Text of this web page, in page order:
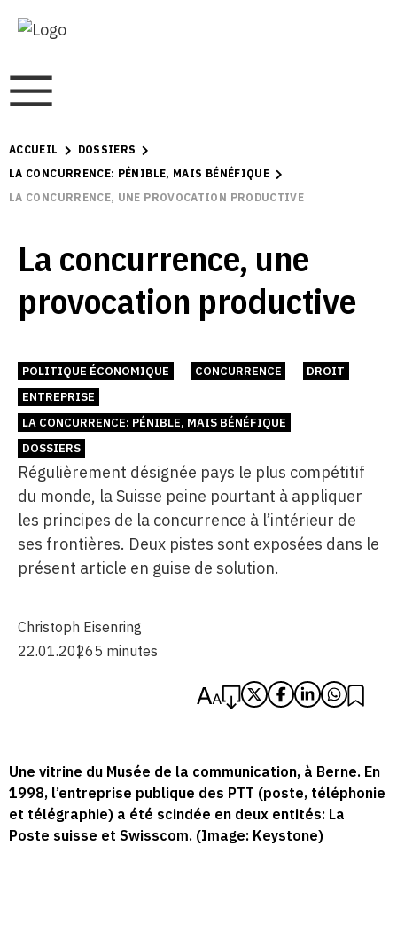
ACCUEIL
DOSSIERS
LA CONCURRENCE: PÉNIBLE, MAIS BÉNÉFIQUE
LA CONCURRENCE, UNE PROVOCATION PRODUCTIVE
La concurrence, une
provocation productive
POLITIQUE ÉCONOMIQUE CONCURRENCE
DROIT
ENTREPRISE
LA CONCURRENCE: PÉNIBLE, MAIS BÉNÉFIQUE
DOSSIERS
Régulièrement désignée pays le plus compétitif
du monde, la Suisse peine pourtant à appliquer
les principes de la concurrence à l’intérieur de
ses frontières. Deux pistes sont exposées dans le
présent article en guise de solution.
Christoph Eisenring
22.01.20265 minutes
Une vitrine du Musée de la communication, à Berne. En
1998, l’entreprise publique des PTT (poste, téléphonie
et télégraphie) a été scindée en deux entités: La
Poste suisse et Swisscom. (Image: Keystone)